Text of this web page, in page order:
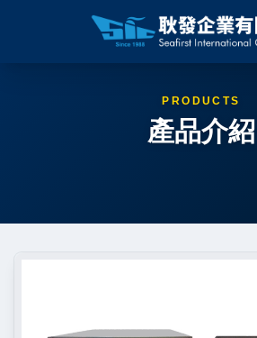
PRODUCTS
產品介紹